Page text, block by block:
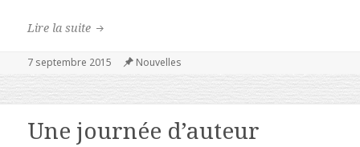
Lire la suite Brouillard
Publié
le
7 septembre 2015 Catégories
Nouvelles
Une journée d’auteur